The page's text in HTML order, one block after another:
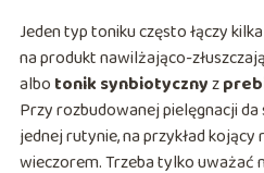
Jeden typ toniku często łączy
na produkt nawilżająco-
albo tonik synbiotycznyz
Przy rozbudowanej pielęgnacji
jednej rutynie, na przykład
wieczorem. Trzeba tylko uważać